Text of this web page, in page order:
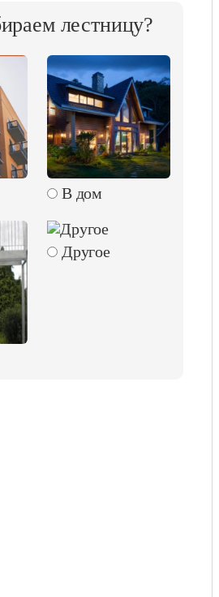
лестницу?
В дом
Другое